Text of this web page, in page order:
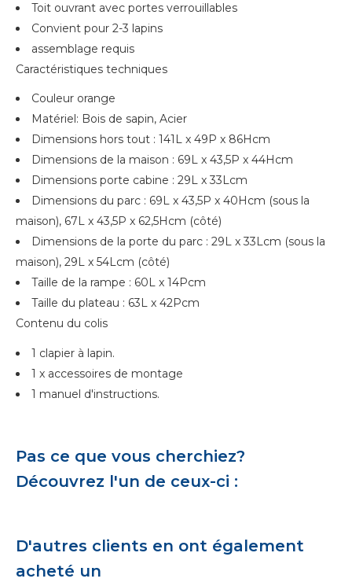
Toit ouvrant avec portes verrouillables
Convient pour 2-3 lapins
assemblage requis
Caractéristiques techniques
Couleur orange
Matériel: Bois de sapin, Acier
Dimensions hors tout : 141L x 49P x 86Hcm
Dimensions de la maison : 69L x 43,5P x 44Hcm
Dimensions porte cabine : 29L x 33Lcm
Dimensions du parc : 69L x 43,5P x 40Hcm (sous la
maison), 67L x 43,5P x 62,5Hcm (côté)
Dimensions de la porte du parc : 29L x 33Lcm (sous la
maison), 29L x 54Lcm (côté)
Taille de la rampe : 60L x 14Pcm
Taille du plateau : 63L x 42Pcm
Contenu du colis
1 clapier à lapin.
1 x accessoires de montage
1 manuel d'instructions.
Pas ce que vous cherchiez?
Découvrez l'un de ceux-ci :
D'autres clients en ont également
acheté un